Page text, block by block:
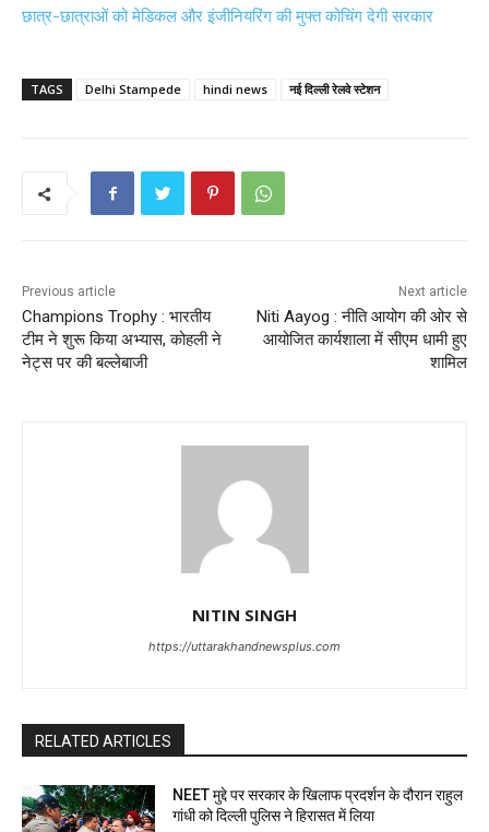
छात्र-छात्राओं को मेडिकल और इंजीनियरिंग की मुफ्त कोचिंग देगी सरकार
TAGS Delhi Stampede hindi news नई दिल्ली रेलवे स्टेशन
Previous article
Champions Trophy : भारतीय
टीम ने शुरू किया अभ्यास, कोहली ने
नेट्स पर की बल्लेबाजी
Next article
Niti Aayog : नीति आयोग की ओर से
आयोजित कार्यशाला में सीएम धामी हुए
शामिल
NITIN SINGH
https://uttarakhandnewsplus.com
RELATED ARTICLES
NEET मुद्दे पर सरकार के खिलाफ प्रदर्शन के दौरान राहुल
गांधी को दिल्ली पुलिस ने हिरासत में लिया